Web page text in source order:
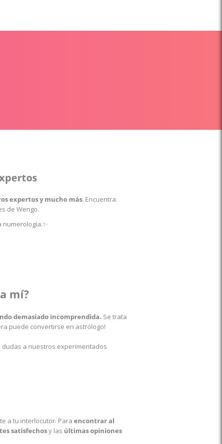
expertos y mucho más. Encuentra
de Wengo.
mí?
demasiado incomprendida. Se trata
puede convertirse en astrólogo!
a nuestros experimentados
a tu interlocutor. Para encontrar al
satisfechosy las últimas opiniones